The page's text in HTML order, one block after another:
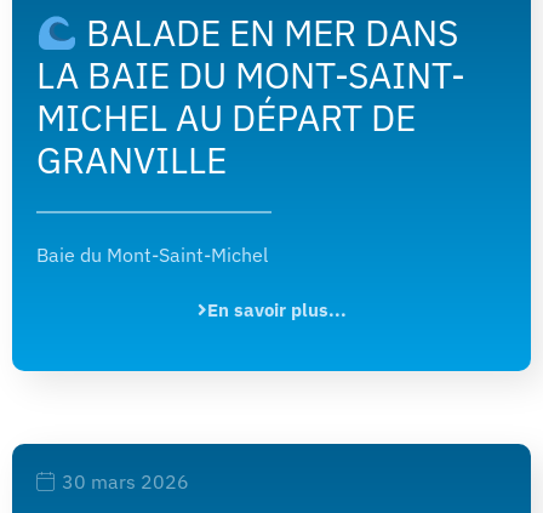
BALADE EN MER DANS
LA BAIE DU MONT-SAINT-
MICHEL AU DÉPART DE
GRANVILLE
Baie du Mont-Saint-Michel
En savoir plus...
30 mars 2026